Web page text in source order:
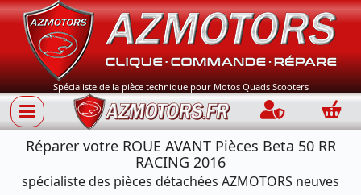
Spécialiste de la pièce technique pour Motos Quads Scooters
Connection
Réparer votre ROUE AVANT Pièces Beta 50 RR
RACING 2016
spécialiste des pièces détachées AZMOTORS neuves